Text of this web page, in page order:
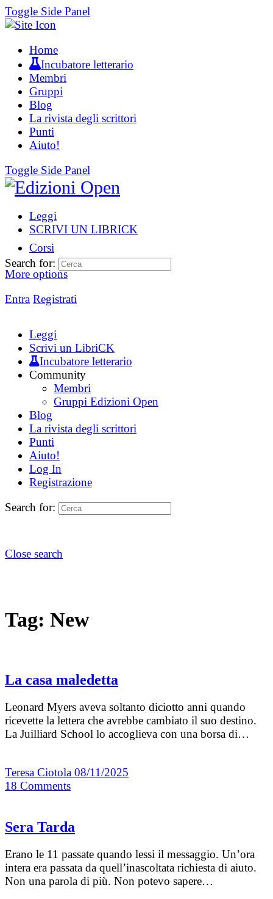
Toggle Side Panel
Home
Incubatore letterario
Membri
Gruppi
Blog
La rivista degli scrittori
Punti
Aiuto!
Toggle Side Panel
Leggi
SCRIVI UN LIBRICK
Corsi
More options
Entra Registrati
Search for:
Leggi
Scrivi un LibriCK
Incubatore letterario
Community
Membri
Gruppi Edizioni Open
Blog
La rivista degli scrittori
Punti
Aiuto!
Log In
Registrazione
Search for:
Close search
Tag: New
La casa maledetta
Leonard Myers aveva soltanto diciotto anni quando
ricevette la lettera che avrebbe cambiato il suo destino.
La Juilliard School lo accoglieva con una borsa di…
Teresa Ciotola 08/11/2025
18 Comments
Sera Tarda
Erano le 11 passate quando lessi il messaggio. Un’ora
intera era passata da quell’inascoltata richiesta di aiuto.
Non una parola di più. Non potevo sapere…